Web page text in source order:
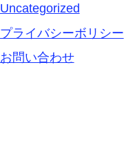
Uncategorized
プライバシーボリシー
お問い合わせ